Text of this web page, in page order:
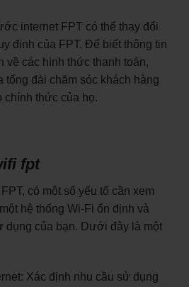
internet FPT có thể thay đổi
định của FPT. Để biết thông tin
về các hình thức thanh toán,
tổng đài chăm sóc khách hàng
chính thức của họ.
fpt
có một số yếu tố cần xem
hệ thống Wi-Fi ổn định và
dụng của bạn. Dưới đây là một
Xác định nhu cầu sử dụng